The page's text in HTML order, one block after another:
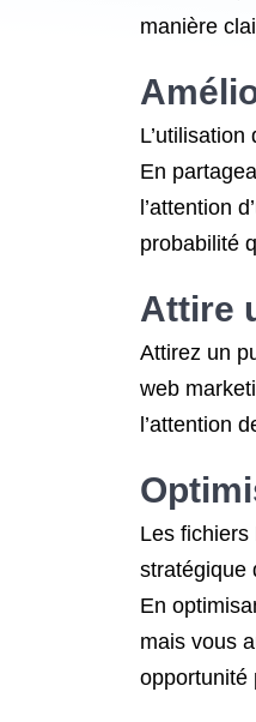
manière
En
l’attention
probabilité
Attire
Attirez un
web
l’attention
Les fichiers
stratégique
En
mais vous
opportunité